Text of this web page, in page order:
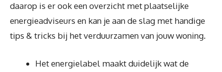
daarop is er ook een overzicht met plaatselijke
energieadviseurs en kan je aan de slag met handige
tips & tricks bij het verduurzamen van jouw woning.
Het energielabel maakt duidelijk wat de